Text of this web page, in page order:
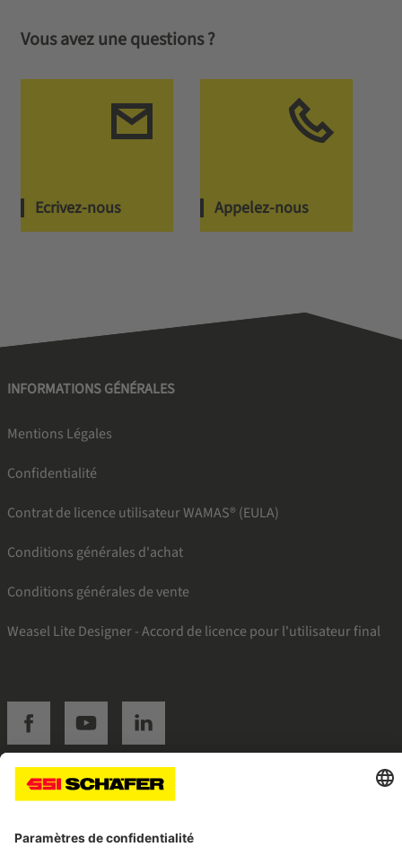
Vous avez une questions ?
Ecrivez-nous Appelez-nous
INFORMATIONS GÉNÉRALES
Mentions Légales
Confidentialité
Contrat de licence utilisateur WAMAS® (EULA)
Conditions générales d'achat
Conditions générales de vente
Weasel Lite Designer - Accord de licence pour l'utilisateur final
SSI facebookSSI youtubeSSI linkedin